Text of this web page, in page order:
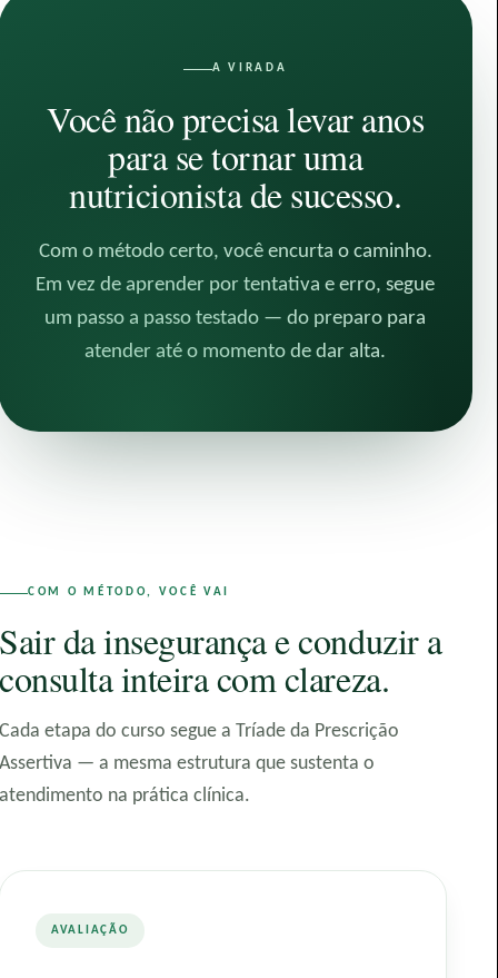
A VIRADA
Você não precisa levar anos
para se tornar uma
nutricionista de sucesso.
Com o método certo, você encurta o caminho.
Em vez de aprender por tentativa e erro, segue
um passo a passo testado — do preparo para
atender até o momento de dar alta.
COM O MÉTODO, VOCÊ VAI
Sair da insegurança e conduzir a
consulta inteira com clareza.
Cada etapa do curso segue a Tríade da Prescrição
Assertiva — a mesma estrutura que sustenta o
atendimento na prática clínica.
AVALIAÇÃO